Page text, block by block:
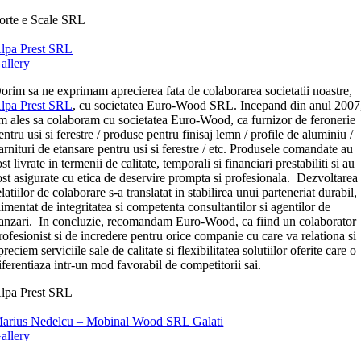
e Scale SRL
Prest SRL
sa ne exprimam aprecierea fata de colaborarea societatii noastre,
Prest SRL, cu societatea Euro-Wood SRL. Incepand din anul
ales sa colaboram cu societatea Euro-Wood, ca furnizor de feronerie
usi si ferestre / produse pentru finisaj lemn / profile de aluminiu /
de etansare pentru usi si ferestre / etc. Produsele comandate au
livrate in termenii de calitate, temporali si financiari prestabiliti si au
asigurate cu etica de deservire prompta si profesionala. Dezvoltarea
de colaborare s-a translatat in stabilirea unui parteneriat durabil,
de integritatea si competenta consultantilor si agentilor de
In concluzie, recomandam Euro-Wood, ca fiind un colaborator
si de incredere pentru orice companie cu care va relationa si
serviciile sale de calitate si flexibilitatea solutiilor oferite care o
intr-un mod favorabil de competitorii sai.
Prest SRL
Nedelcu – Mobinal Wood SRL Galati